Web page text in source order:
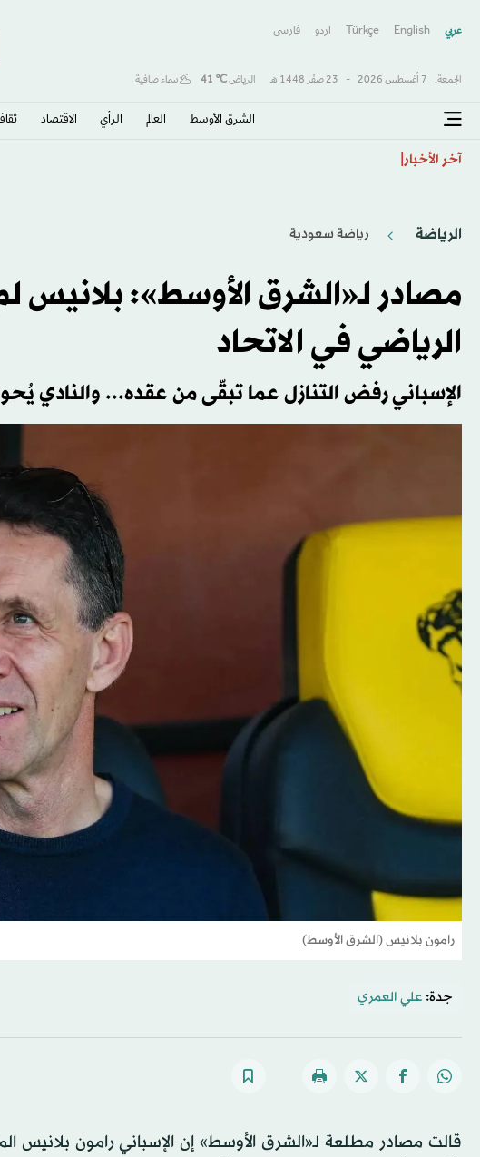
عربي English
Türkçe اردو فارسى
الجمعة, 7 أغسطس 2026 - 23 صفَر 1448 هـ الرياض℃
41 سماء صافية
الشرق الأوسط​ العالم الرأي الاقتصاد
آخر الأخبار
الرياضة رياضة سعودية
مصادر لـ«الشرق الأوسط»: بلانيس
الرياضي في الاتحاد
الإسباني رفض التنازل عما تبقّى من عقده... والنادي
رامون بلانيس (الشرق الأوسط)
جدة: علي العمري
قالت مصادر مطلعة لـ«الشرق الأوسط» إن الإسباني رامون بلانيس